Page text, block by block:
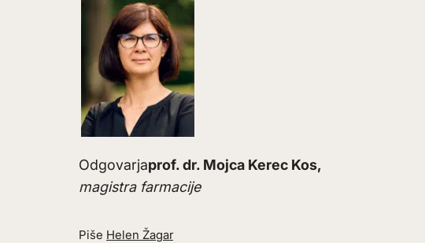
Odgovarjaprof. dr. Mojca Kerec Kos,
magistra farmacije
Piše Helen Žagar